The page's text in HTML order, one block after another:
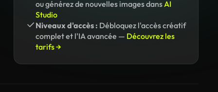
ou générez de nouvelles images dansAI
Studio
Niveaux d'accès : Débloquez l'accès créatif
complet et l'IA avancée — Découvrez les
tarifs →